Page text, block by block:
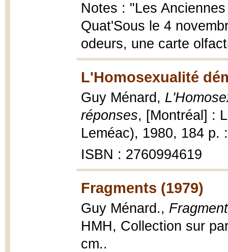
Notes : "Les
Quat'Sous le 4
odeurs, une carte
L'Homosexualité
Guy Ménard,
réponses, [Montréal] :
Leméac), 1980, 184 p.
ISBN : 2760994619
Fragments (1979)
Guy Ménard.,
HMH, Collection sur
cm..